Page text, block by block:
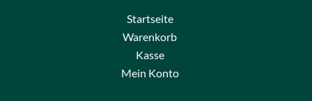
Startseite
Warenkorb
Kasse
Mein Konto